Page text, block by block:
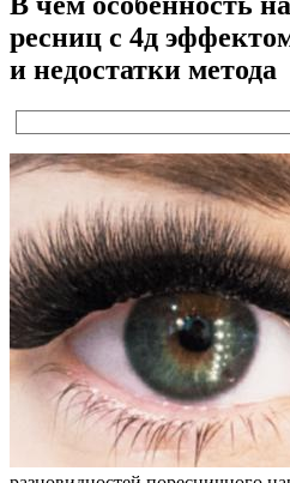
ресниц с 4д
и недостатки метода